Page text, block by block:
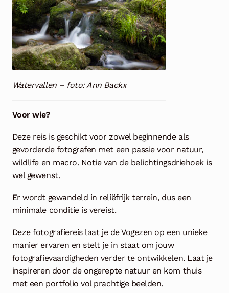
Watervallen – foto: Ann Backx
Voor wie?
Deze reis is geschikt voor zowel beginnende als
gevorderde fotografen met een passie voor natuur,
wildlife en macro. Notie van de belichtingsdriehoek is
wel gewenst.
Er wordt gewandeld in reliëfrijk terrein, dus een
minimale conditie is vereist.
Deze fotografiereis laat je de Vogezen op een unieke
manier ervaren en stelt je in staat om jouw
fotografievaardigheden verder te ontwikkelen. Laat je
inspireren door de ongerepte natuur en kom thuis
met een portfolio vol prachtige beelden.